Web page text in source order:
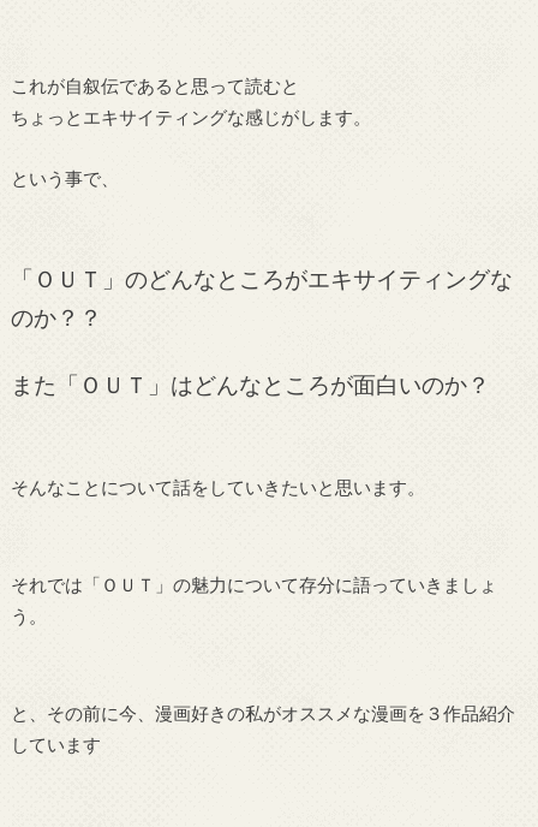
これが自叙伝であると思って読むと
ちょっとエキサイティングな感じがします。
という事で、
「ＯＵＴ」のどんなところがエキサイティングな
のか？？
また「ＯＵＴ」はどんなところが面白いのか？
そんなことについて話をしていきたいと思います。
それでは「ＯＵＴ」の魅力について存分に語っていきましょ
う。
と、その前に今、漫画好きの私がオススメな漫画を３作品紹介
しています